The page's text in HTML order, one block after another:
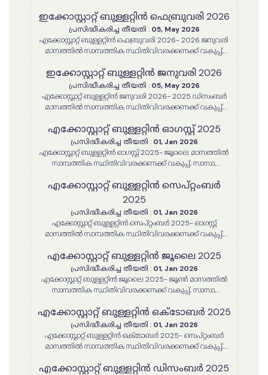
നടപ്പിലാക്കിയ പരിപാടികൾ, പ്രവർത്തനങ്ങൾ
ഇക്കോസ്റ്റാറ്റ് ബുള്ളറ്റിൻ ഫെബ്രുവരി 2026
പ്രസിദ്ധീകരിച്ച തീയതി : 05, May 2026
എക്കോസ്റ്റാറ്റ് ബുള്ളറ്റിൻ ഫെബ്രുവരി 2026- 2026 ജനുവരി
മാസത്തിൽ സാമ്പത്തിക സ്ഥിതിവിവരക്കണക്ക് വകുപ്പ്,
നടപ്പിലാക്കിയ പരിപാടികൾ, പ്രവർത്തനങ്ങൾ
ഇക്കോസ്റ്റാറ്റ് ബുള്ളറ്റിൻ ജനുവരി 2026
പ്രസിദ്ധീകരിച്ച തീയതി : 05, May 2026
എക്കോസ്റ്റാറ്റ് ബുള്ളറ്റിൻ ജനുവരി 2026- 2025 ഡിസംബർ
മാസത്തിൽ സാമ്പത്തിക സ്ഥിതിവിവരക്കണക്ക് വകുപ്പ്,
നടപ്പിലാക്കിയ പരിപാടികൾ, പ്രവർത്തനങ്ങൾ
എക്കോസ്റ്റാറ്റ് ബുള്ളറ്റിൻ ഓഗസ്റ്റ് 2025
പ്രസിദ്ധീകരിച്ച തീയതി : 01, Jan 2026
എക്കോസ്റ്റാറ്റ് ബുള്ളറ്റിൻ ഓഗസ്റ്റ് 2025- ജൂലൈ മാസത്തിൽ
സാമ്പത്തിക സ്ഥിതിവിവരക്കണക്ക് വകുപ്പ്, സാസാ,
പരിപാടികൾ, പ്രവർത്തനങ്ങൾ
എക്കോസ്റ്റാറ്റ് ബുള്ളറ്റിൻ സെപ്റ്റംബർ
2025
പ്രസിദ്ധീകരിച്ച തീയതി : 01, Jan 2026
എക്കോസ്റ്റാറ്റ് ബുള്ളറ്റിൻ സെപ്റ്റംബർ 2025- ഓഗസ്റ്റ്
മാസത്തിൽ സാമ്പത്തിക സ്ഥിതിവിവരക്കണക്ക് വകുപ്പ്,
നടപ്പിലാക്കിയ പരിപാടികൾ, പ്രവർത്തനങ്ങൾ
എക്കോസ്റ്റാറ്റ് ബുള്ളറ്റിൻ ജൂലൈ 2025
പ്രസിദ്ധീകരിച്ച തീയതി : 01, Jan 2026
എക്കോസ്റ്റാറ്റ് ബുള്ളറ്റിൻ ജൂലൈ 2025- ജൂൺ മാസത്തിൽ
സാമ്പത്തിക സ്ഥിതിവിവരക്കണക്ക് വകുപ്പ്, സാസാ,
പരിപാടികൾ, പ്രവർത്തനങ്ങൾ
എക്കോസ്റ്റാറ്റ് ബുള്ളറ്റിൻ ഒക്ടോബർ 2025
പ്രസിദ്ധീകരിച്ച തീയതി : 01, Jan 2026
എക്കോസ്റ്റാറ്റ് ബുള്ളറ്റിൻ ഒക്ടോബർ 2025- സെപ്റ്റംബർ
മാസത്തിൽ സാമ്പത്തിക സ്ഥിതിവിവരക്കണക്ക് വകുപ്പ്,
നടപ്പിലാക്കിയ പരിപാടികൾ, പ്രവർത്തനങ്ങൾ
എക്കോസ്റ്റാറ്റ് ബുള്ളറ്റിൻ ഡിസംബർ 2025